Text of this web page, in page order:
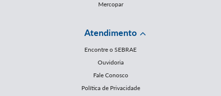
Mercopar
Atendimento
Encontre o SEBRAE
Ouvidoria
Fale Conosco
Política de Privacidade